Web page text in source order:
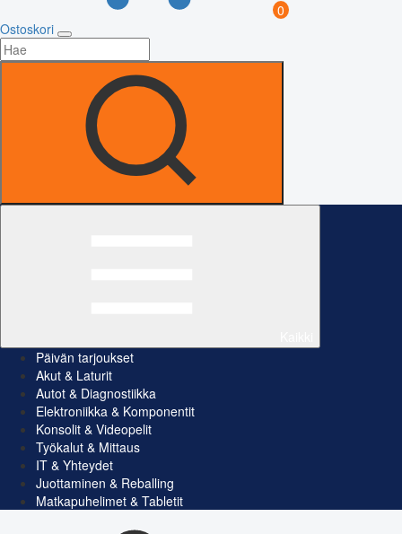
0
Ostoskori
Päivän tarjoukset
Akut & Laturit
Autot & Diagnostiikka
Elektroniikka & Komponentit
Konsolit & Videopelit
Työkalut & Mittaus
IT & Yhteydet
Juottaminen & Reballing
Matkapuhelimet & Tabletit